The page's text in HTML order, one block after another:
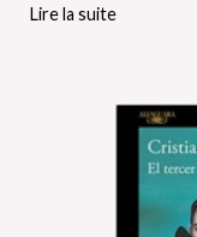
Lire la suite